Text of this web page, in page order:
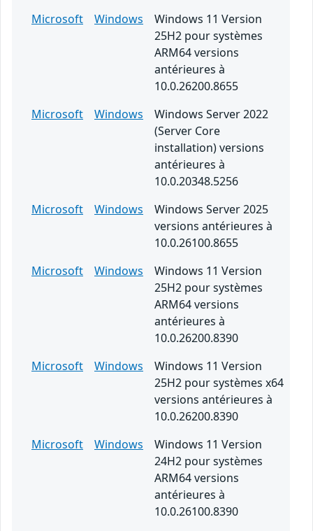
Microsoft
Windows
Windows 11 Version
25H2 pour systèmes
ARM64 versions
antérieures à
10.0.26200.8655
Microsoft
Windows
Windows Server 2022
(Server Core
installation) versions
antérieures à
10.0.20348.5256
Microsoft
Windows
Windows Server 2025
versions antérieures à
10.0.26100.8655
Microsoft
Windows
Windows 11 Version
25H2 pour systèmes
ARM64 versions
antérieures à
10.0.26200.8390
Microsoft
Windows
Windows 11 Version
25H2 pour systèmes x64
versions antérieures à
10.0.26200.8390
Microsoft
Windows
Windows 11 Version
24H2 pour systèmes
ARM64 versions
antérieures à
10.0.26100.8390